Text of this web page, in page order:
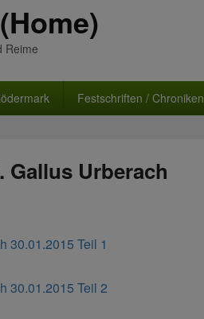
Reime
Festschriften / Chroniken
Urberach
30.01.2015 Teil 1
30.01.2015 Teil 2